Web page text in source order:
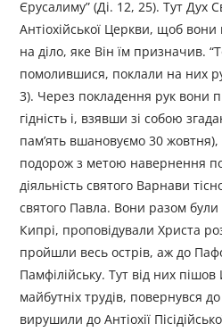
Єрусалиму” (Ді. 12, 25). Тут Дух
Антіохійської Церкви, щоб
на діло, яке Він їм призначив.
помолившися, поклали на них
3). Через покладення рук вони
гідність і, взявши зі собою
пам’ять вшановуємо 30
подорож з метою навернення
діяльність святого Варнави
святого Павла. Вони разом були
Кипрі, проповідували Христа
пройшли весь острів, аж до
Памфілійську. Тут від них
майбутніх трудів, повернувся
вирушили до Антіохії